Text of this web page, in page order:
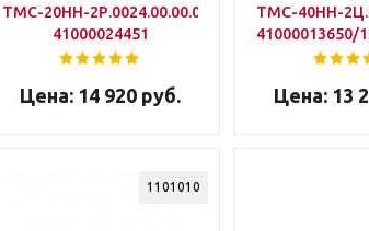
ТМС-20НН-2Р.0024.00.00.002
41000024451
14 920 руб.
ТМС-40НН-
41000013650/
13
1101010